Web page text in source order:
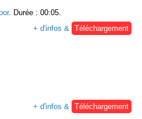
. Durée : 00:05.
+ d'infos &
Téléchargement
+ d'infos & Téléchargement